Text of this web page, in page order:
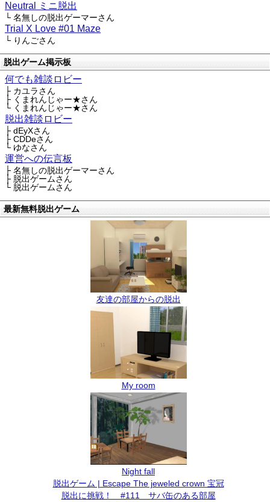
Neutral ミニ脱出
└ 名無しの脱出ゲーマーさん
Trial X Love #01 Maze
└ りんごさん
脱出ゲーム掲示板
何でも雑談ロビー
├ カユラさん
├ くまれんじゃー★さん
└ くまれんじゃー★さん
脱出雑談ロビー
├ dEyXさん
├ CDDeさん
└ ゆなさん
運営への伝言板
├ 名無しの脱出ゲーマーさん
├ 脱出ゲームさん
└ 脱出ゲームさん
最新無料脱出ゲーム
友達の部屋からの脱出
My room
Night fall
脱出ゲーム | Escape The jeweled crown 宝冠
脱出に挑戦！ #111 サバ缶のある部屋